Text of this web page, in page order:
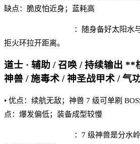
缺点：脆皮怕近身；蓝耗高
：随身备好太阳水
拒火环拉开距离。
道士 · 辅助 / 召唤 / 持续输出
神兽 / 施毒术 / 神圣战甲术 / 气
• 优点：续航无敌；神兽 7 级可单刷
点：爆发偏低；装备成型较慢
：7 级神兽是分水